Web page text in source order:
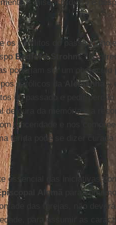
e misericordioso e
os conflitos do passado,
Bedford-Strohm. "Os
poderiam ser um obstáculo
católicos da
Alemanha –
do passado e pedir
de cura da memória e a
sinceridade e nos
ferida pode se dizer curada
essencial das iniciativas
Alemã
para
das Igrejas, não
para assumir as